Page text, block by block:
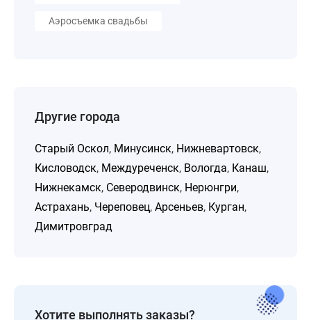
Аэросъемка свадьбы
Другие города
Старый Оскол, Минусинск, Нижневартовск,
Кисловодск, Междуреченск, Вологда, Канаш,
Нижнекамск, Северодвинск, Нерюнгри,
Астрахань, Череповец, Арсеньев, Курган,
Димитровград
Хотите выполнять заказы?